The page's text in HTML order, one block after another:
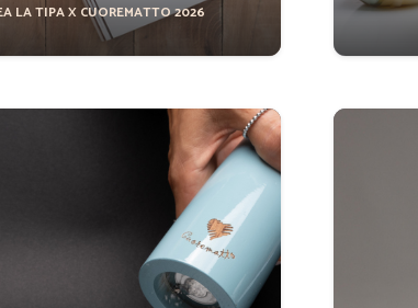
LA TIPA X CUOREMATTO 2026